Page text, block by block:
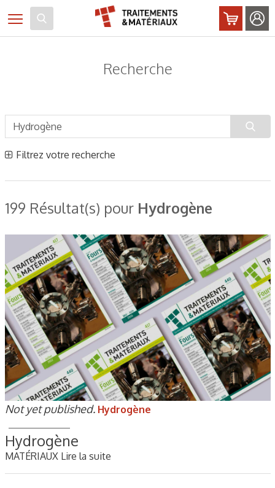
Toggle navigation
Recherche
Filtrez votre recherche
199 Résultat(s) pour Hydrogène
Not yet published. Hydrogène
Hydrogène
MATÉRIAUX Lire la suite
Panneau de gestion des cookies